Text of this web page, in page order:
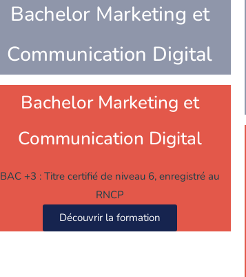
Bachelor Marketing et
Communication Digital
Bachelor Marketing et
Communication Digital
BAC +3 : Titre certifié de niveau 6, enregistré au
RNCP
Découvrir la formation